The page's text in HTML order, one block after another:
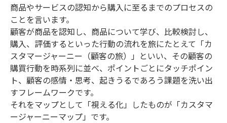
商品やサービスの認知から購入に至るまでのプロセスの
ことを言います。
顧客が商品を認知し、商品について学び、比較検討し、
購入、評価するといった行動の流れを旅にたとえて「カ
スタマージャーニー（顧客の旅）」といい、その顧客の
購買行動を時系列に並べ、ポイントごとにタッチポイン
ト、顧客の感情・思考、起きうるであろう課題を洗い出
すフレームワークです。
それをマップとして「視える化」したものが「カスタマ
ージャーニーマップ」です。